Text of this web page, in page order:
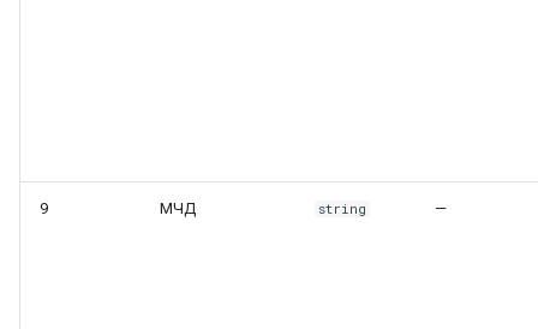
СБИС — Создать файл
9 МЧД string —